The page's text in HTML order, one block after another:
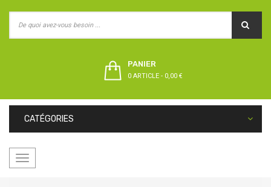
PANIER
0 ARTICLE - 0,00 €
CATÉGORIES
Basculer